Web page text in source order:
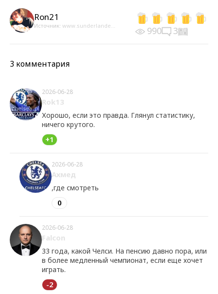
Ron21
Источник: www.sunderlande... 990 3
3 комментария
2026-06-28
Rok13
Хорошо, если это правда. Глянул статистику,
ничего крутого.
+1
2026-06-28
Ахмед
,где смотреть
0
2026-06-28
Falcon
33 года, какой Челси. На пенсию давно пора, или
в более медленный чемпионат, если еще хочет
играть.
-2